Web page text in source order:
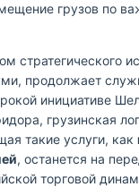
грузов по
стратегического
продолжает
инициативе
грузинская
такие услуги, как
, останется на
торговой